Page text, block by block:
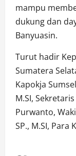
mampu
dukung dan
Banyuasin.
Turut hadir
Sumatera
Kapokja
M.SI,
Purwanto,
SP., M.SI, Para